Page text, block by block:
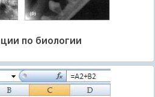
по биологии